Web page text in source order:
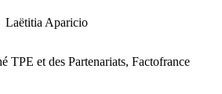
Laëtitia Aparicio
TPE et des Partenariats, Factofrance